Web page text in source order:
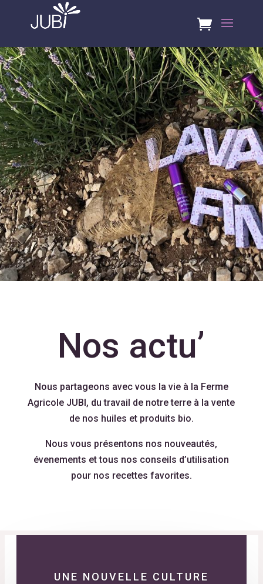
Nos actu’
Nous partageons avec vous la vie à la Ferme
Agricole JUBI, du travail de notre terre à la vente
de nos huiles et produits bio.
Nous vous présentons nos nouveautés,
évenements et tous nos conseils d’utilisation
pour nos recettes favorites.
UNE NOUVELLE CULTURE